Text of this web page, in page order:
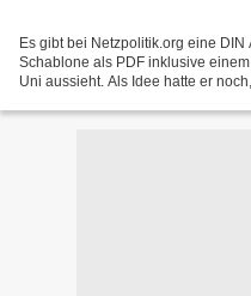
Es gibt bei Netzpolitik.org eine
Schablone als PDF inklusive
Uni aussieht. Als Idee hatte er